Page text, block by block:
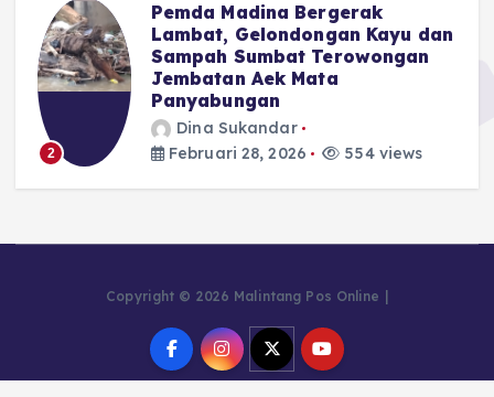
2
Pemda Madina Bergerak
Lambat, Gelondongan Kayu dan
Sampah Sumbat Terowongan
Jembatan Aek Mata
Panyabungan
Dina Sukandar
Februari 28, 2026
554 views
Copyright © 2026 Malintang Pos Online |